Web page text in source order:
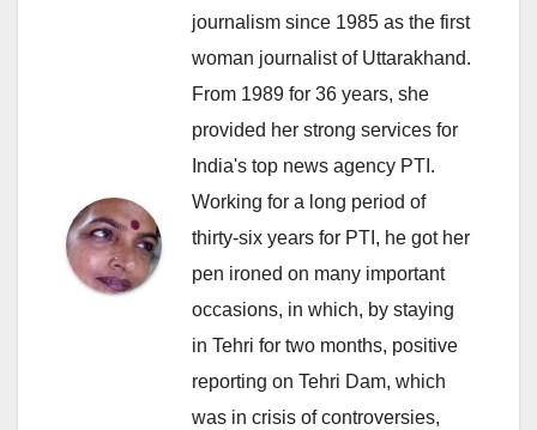
journalism since 1985 as the first
woman journalist of Uttarakhand.
From 1989 for 36 years, she
provided her strong services for
India's top news agency PTI.
Working for a long period of
thirty-six years for PTI, he got her
pen ironed on many important
occasions, in which, by staying
in Tehri for two months, positive
reporting on Tehri Dam, which
was in crisis of controversies,